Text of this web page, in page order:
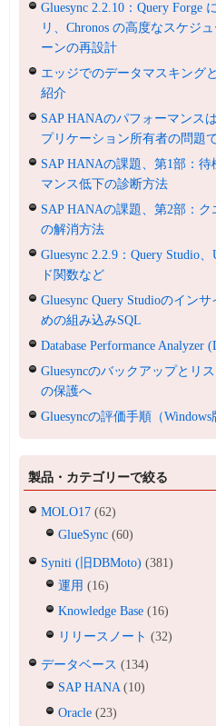
Gluesync 2.2.10：Query Forge
リ、Chronos の高度なスケジ
ーンの再設計
エッジでのデータマスキング
紹介
SAP HANAのパフォーマンス
プリケーション所有者の問題
SAP HANAの課題、第1部：
マンス低下の診断方法
SAP HANAの課題、第2部：
の解消方法
Gluesync 2.2.9：Query Studio
ド関数など
Gluesync Query Studioのイン
めの組み込みSQL
Database Performance Analyzer
Gluesyncのバックアップとリ
の保護へ
Gluesyncの評価手順（
製品・カテゴリーで絞る
MOLO17 (62)
GlueSync (60)
Syniti (旧DBMoto) (381)
運用 (16)
Knowledge Base (16)
リリースノート (32)
データベース (134)
SAP HANA(10)
Oracle (23)